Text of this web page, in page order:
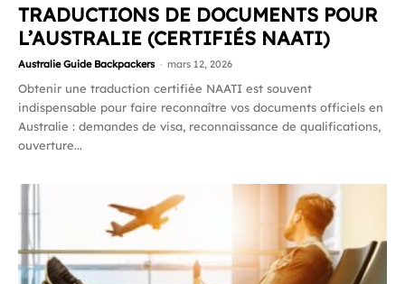
TRADUCTIONS DE DOCUMENTS POUR
L’AUSTRALIE (CERTIFIÉS NAATI)
Australie Guide Backpackers - mars 12, 2026
Obtenir une traduction certifiée NAATI est souvent
indispensable pour faire reconnaître vos documents officiels en
Australie : demandes de visa, reconnaissance de qualifications,
ouverture...